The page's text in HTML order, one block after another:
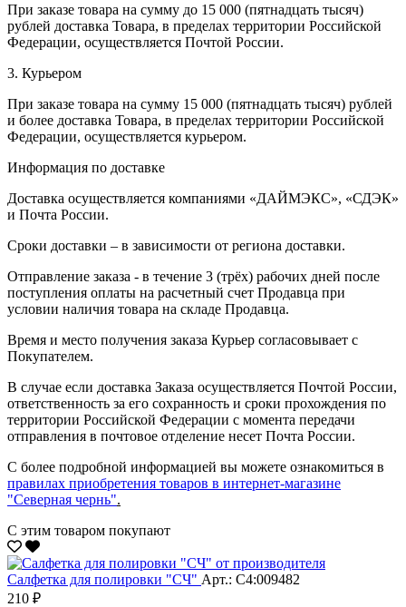
При заказе товара на сумму до 15 000 (пятнадцать тысяч)
рублей доставка Товара, в пределах территории Российской
Федерации, осуществляется Почтой России.
3. Курьером
При заказе товара на сумму 15 000 (пятнадцать тысяч) рублей
и более доставка Товара, в пределах территории Российской
Федерации, осуществляется курьером.
Информация по доставке
Доставка осуществляется компаниями «ДАЙМЭКС», «СДЭК»
и Почта России.
Сроки доставки – в зависимости от региона доставки.
Отправление заказа - в течение 3 (трёх) рабочих дней после
поступления оплаты на расчетный счет Продавца при
условии наличия товара на складе Продавца.
Время и место получения заказа Курьер согласовывает с
Покупателем.
В случае если доставка Заказа осуществляется Почтой России,
ответственность за его сохранность и сроки прохождения по
территории Российской Федерации с момента передачи
отправления в почтовое отделение несет Почта России.
С более подробной информацией вы можете ознакомиться в
правилах приобретения товаров в интернет-магазине
"Северная чернь".
С этим товаром покупают
Салфетка для полировки "CЧ" Арт.: С4:009482
210 ₽